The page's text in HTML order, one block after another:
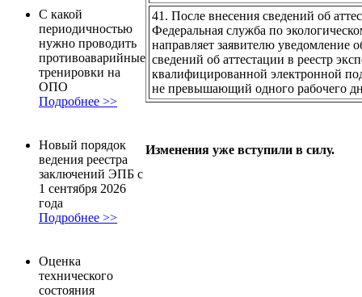
С какой
периодичностью
нужно проводить
противоаварийные
тренировки на
ОПО
Подробнее >>
Новый порядок
ведения реестра
заключений ЭПБ с
1 сентября 2026
года
Подробнее >>
Оценка
технического
состояния
41. После внесения сведений об
Федеральная служба по
направляет заявителю уведомление
сведений об аттестации в реестр
квалифицированной электронной
не превышающий одного рабочего
Изменения уже вступили в силу.